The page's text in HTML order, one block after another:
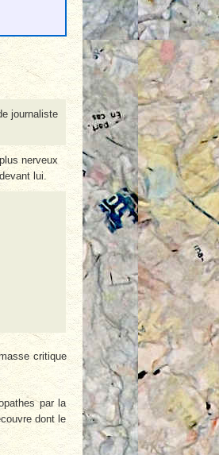
journaliste
nerveux
lui.
critique
par la
dont le